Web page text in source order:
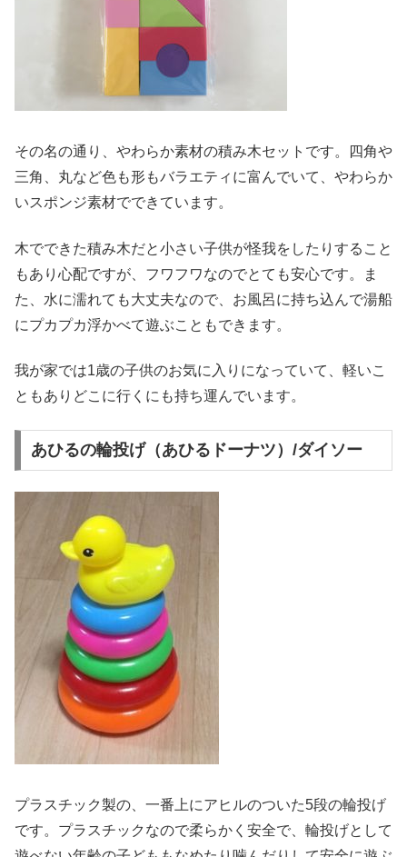
その名の通り、やわらか素材の積み木セットです。四角や
三角、丸など色も形もバラエティに富んでいて、やわらか
いスポンジ素材でできています。
木でできた積み木だと小さい子供が怪我をしたりすること
もあり心配ですが、フワフワなのでとても安心です。ま
た、水に濡れても大丈夫なので、お風呂に持ち込んで湯船
にプカプカ浮かべて遊ぶこともできます。
我が家では1歳の子供のお気に入りになっていて、軽いこ
ともありどこに行くにも持ち運んでいます。
あひるの輪投げ（あひるドーナツ）/ダイソー
プラスチック製の、一番上にアヒルのついた5段の輪投げ
です。プラスチックなので柔らかく安全で、輪投げとして